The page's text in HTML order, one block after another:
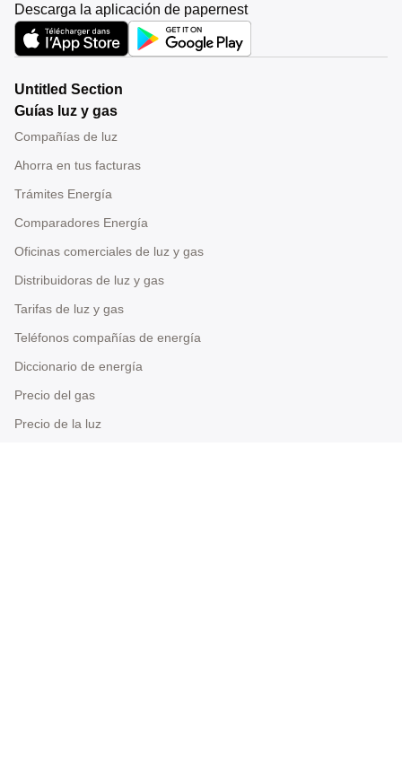
Descarga la aplicación de papernest
Untitled Section
Guías luz y gas
Compañías de luz
Ahorra en tus facturas
Trámites Energía
Comparadores Energía
Oficinas comerciales de luz y gas
Distribuidoras de luz y gas
Tarifas de luz y gas
Teléfonos compañías de energía
Diccionario de energía
Precio del gas
Precio de la luz